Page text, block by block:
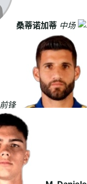
桑蒂诺加蒂 中场
前锋